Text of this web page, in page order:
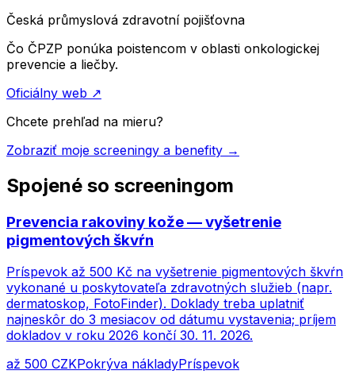
Česká průmyslová zdravotní pojišťovna
Čo ČPZP ponúka poistencom v oblasti onkologickej
prevencie a liečby.
Oficiálny web ↗
Chcete prehľad na mieru?
Zobraziť moje screeningy a benefity →
Spojené so screeningom
Prevencia rakoviny kože — vyšetrenie
pigmentových škvŕn
Príspevok až 500 Kč na vyšetrenie pigmentových škvŕn
vykonané u poskytovateľa zdravotných služieb (napr.
dermatoskop, FotoFinder). Doklady treba uplatniť
najneskôr do 3 mesiacov od dátumu vystavenia; príjem
dokladov v roku 2026 končí 30. 11. 2026.
až 500 CZKPokrýva nákladyPríspevok